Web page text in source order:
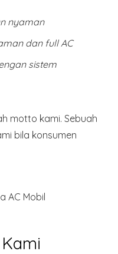
nyaman
dan full AC
sistem
motto kami. Sebuah
bila konsumen
AC Mobil